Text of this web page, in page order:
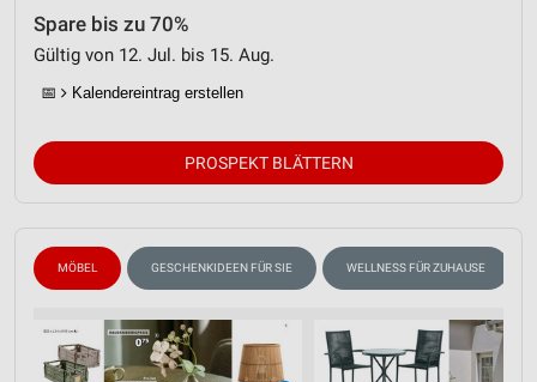
Spare bis zu 70%
Gültig von 12. Jul. bis 15. Aug.
📅 Kalendereintrag erstellen
PROSPEKT BLÄTTERN
MÖBEL GESCHENKIDEEN FÜR SIE WELLNESS FÜR ZUHAUSE